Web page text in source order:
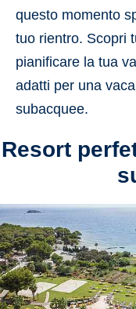
questo momento
tuo rientro. Scopri
pianificare la tua
adatti per una
subacquee.
Resort